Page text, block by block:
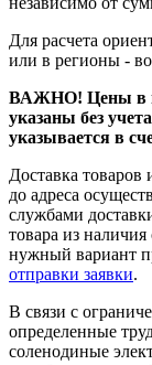
Для расчета
или в регионы -
ВАЖНО! Цены в
указаны без
указывается в
Доставка
до адреса
службами
товара из
нужный вариант
отправки заявки.
В связи с
определенные
соленодиные